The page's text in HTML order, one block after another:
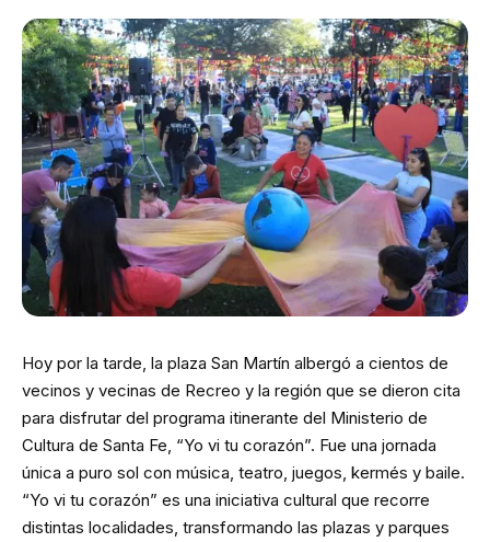
Hoy por la tarde, la plaza San Martín albergó a cientos de
vecinos y vecinas de Recreo y la región que se dieron cita
para disfrutar del programa itinerante del Ministerio de
Cultura de Santa Fe, “Yo vi tu corazón”. Fue una jornada
única a puro sol con música, teatro, juegos, kermés y baile.
“Yo vi tu corazón” es una iniciativa cultural que recorre
distintas localidades, transformando las plazas y parques